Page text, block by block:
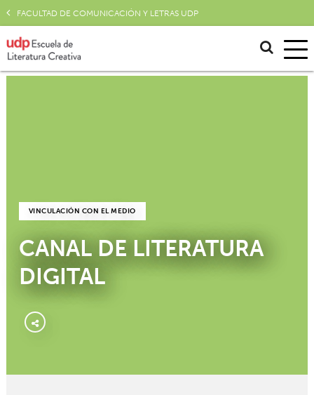
FACULTAD DE COMUNICACIÓN Y LETRAS UDP
VINCULACIÓN CON EL MEDIO
CANAL DE LITERATURA
DIGITAL